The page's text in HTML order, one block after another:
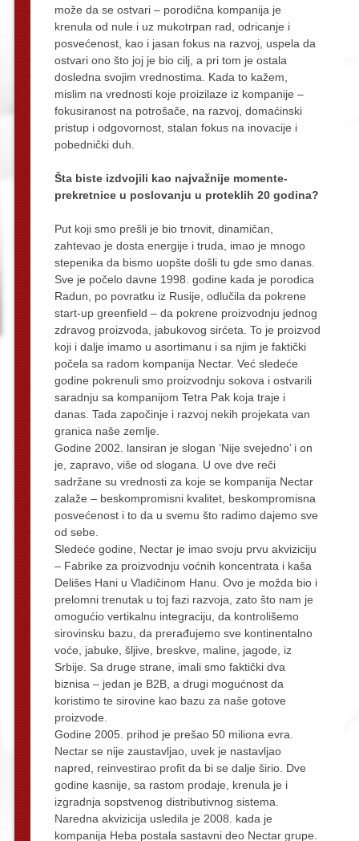
može da se ostvari – porodična kompanija je
krenula od nule i uz mukotrpan rad, odricanje i
posvećenost, kao i jasan fokus na razvoj, uspela da
ostvari ono što joj je bio cilj, a pri tom je ostala
dosledna svojim vrednostima. Kada to kažem,
mislim na vrednosti koje proizilaze iz kompanije –
fokusiranost na potrošače, na razvoj, domaćinski
pristup i odgovornost, stalan fokus na inovacije i
pobednički duh.
Šta biste izdvojili kao najvažnije momente-
prekretnice u poslovanju u proteklih 20 godina?
Put koji smo prešli je bio trnovit, dinamičan,
zahtevao je dosta energije i truda, imao je mnogo
stepenika da bismo uopšte došli tu gde smo danas.
Sve je počelo davne 1998. godine kada je porodica
Radun, po povratku iz Rusije, odlučila da pokrene
start-up greenfield – da pokrene proizvodnju jednog
zdravog proizvoda, jabukovog sirćeta. To je proizvod
koji i dalje imamo u asortimanu i sa njim je faktički
počela sa radom kompanija Nectar. Već sledeće
godine pokrenuli smo proizvodnju sokova i ostvarili
saradnju sa kompanijom Tetra Pak koja traje i
danas. Tada započinje i razvoj nekih projekata van
granica naše zemlje.
Godine 2002. lansiran je slogan ‘Nije svejedno’ i on
je, zapravo, više od slogana. U ove dve reči
sadržane su vrednosti za koje se kompanija Nectar
zalaže – beskompromisni kvalitet, beskompromisna
posvećenost i to da u svemu što radimo dajemo sve
od sebe.
Sledeće godine, Nectar je imao svoju prvu akviziciju
– Fabrike za proizvodnju voćnih koncentrata i kaša
Delišes Hani u Vladičinom Hanu. Ovo je možda bio i
prelomni trenutak u toj fazi razvoja, zato što nam je
omogućio vertikalnu integraciju, da kontrolišemo
sirovinsku bazu, da prerađujemo sve kontinentalno
voće, jabuke, šljive, breskve, maline, jagode, iz
Srbije. Sa druge strane, imali smo faktički dva
biznisa – jedan je B2B, a drugi mogućnost da
koristimo te sirovine kao bazu za naše gotove
proizvode.
Godine 2005. prihod je prešao 50 miliona evra.
Nectar se nije zaustavljao, uvek je nastavljao
napred, reinvestirao profit da bi se dalje širio. Dve
godine kasnije, sa rastom prodaje, krenula je i
izgradnja sopstvenog distributivnog sistema.
Naredna akvizicija usledila je 2008. kada je
kompanija Heba postala sastavni deo Nectar grupe.